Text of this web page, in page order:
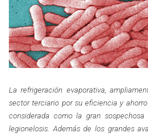
La refrigeración evaporativa,
sector terciario por su eficiencia y
considerada como la gran
legionelosis. Además de los grandes